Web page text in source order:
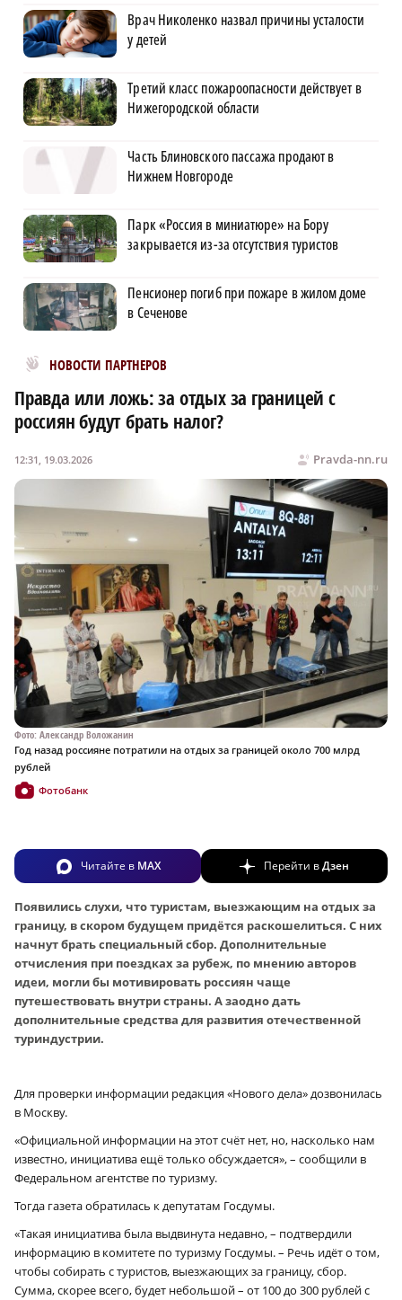
Врач Николенко назвал причины усталости
у детей
Третий класс пожароопасности действует в
Нижегородской области
Часть Блиновского пассажа продают в
Нижнем Новгороде
Парк «Россия в миниатюре» на Бору
закрывается из-за отсутствия туристов
Пенсионер погиб при пожаре в жилом доме
в Сеченове
НОВОСТИ ПАРТНЕРОВ
Новости МирТесен
Правда или ложь: за отдых за границей с
россиян будут брать налог?
Pravda-nn.ru
12:31, 19.03.2026
Фото: Александр Воложанин
Год назад россияне потратили на отдых за границей около 700 млрд
рублей
Фотобанк
Читайте в MAX Перейти вДзен
Появились слухи, что туристам, выезжающим на отдых за
границу, в скором будущем придётся раскошелиться. С них
начнут брать специальный сбор. Дополнительные
отчисления при поездках за рубеж, по мнению авторов
идеи, могли бы мотивировать россиян чаще
путешествовать внутри страны. А заодно дать
дополнительные средства для развития отечественной
туриндустрии.
Для проверки информации редакция «Нового дела» дозвонилась
в Москву.
«Официальной информации на этот счёт нет, но, насколько нам
известно, инициатива ещё только обсуждается», – сообщили в
Федеральном агентстве по туризму.
Тогда газета обратилась к депутатам Госдумы.
«Такая инициатива была выдвинута недавно, – подтвердили
информацию в комитете по туризму Госдумы. – Речь идёт о том,
чтобы собирать с туристов, выезжающих за границу, сбор.
Сумма, скорее всего, будет небольшой – от 100 до 300 рублей с